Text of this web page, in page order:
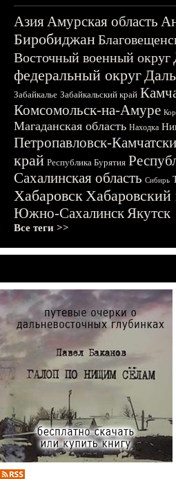
АзияАмурская область
Биробиджан
Восточный военный округ
федеральный округ
Забайкалье Забайкальский край
Комсомольск-на-Амуре
Магаданская область Находка
Петропавловск-
край Республика Бурятия
Сахалинская область Сибирь
ХабаровскХабаровский
Южно-СахалинскЯкутск
Все теги >>